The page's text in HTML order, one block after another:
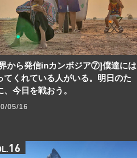
から発信inカンボジア⑦]僕達には
てくれている人がいる。明日のた
、今日を戦おう。
05/16
16